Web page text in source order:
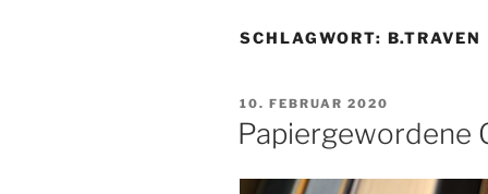
SCHLAGWORT: B.TRAVEN
VERÖFFENTLICHT
AM
10. FEBRUAR 2020
Papiergewordene